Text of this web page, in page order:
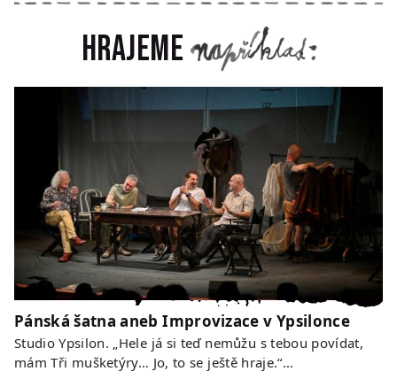
Hrajeme
Pánská šatna aneb Improvizace v Ypsilonce
Studio Ypsilon. „Hele já si teď nemůžu s tebou povídat,
mám Tři mušketýry… Jo, to se ještě hraje.“…